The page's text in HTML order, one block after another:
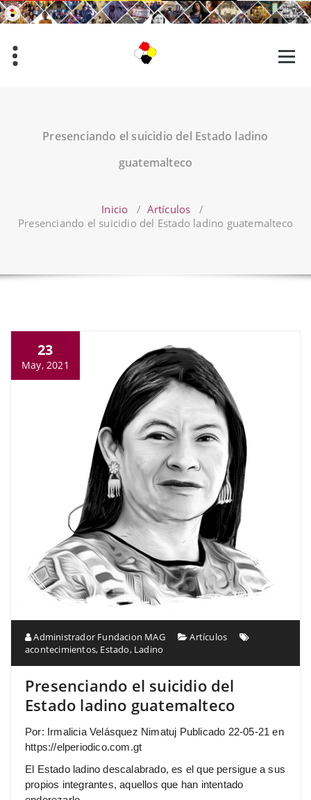
Saltar
al
Presenciando el suicidio del Estado ladino
guatemalteco
Inicio / Artículos /
Presenciando el suicidio del Estado ladino guatemalteco
23
May, 2021
Administrador Fundacion MAG
Artículos
acontecimientos, Estado, Ladino
Presenciando el suicidio del
Estado ladino guatemalteco
Por: Irmalicia Velásquez Nimatuj Publicado 22-05-21 en
https://elperiodico.com.gt
El Estado ladino descalabrado, es el que persigue a sus
propios integrantes, aquellos que han intentado